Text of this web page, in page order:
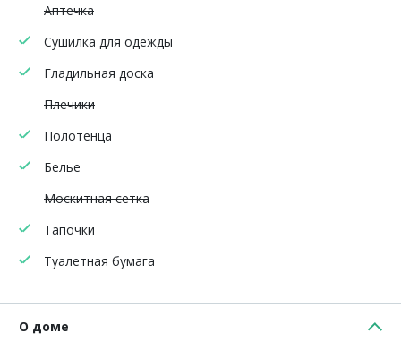
Аптечка
Сушилка для одежды
Гладильная доска
Плечики
Полотенца
Белье
Москитная сетка
Тапочки
Туалетная бумага
О доме